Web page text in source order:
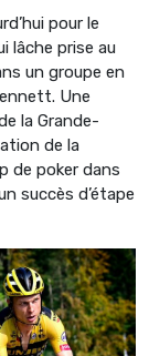
pour le
lâche prise au
un groupe en
Une
la Grande-
de la
de poker dans
succès d’étape